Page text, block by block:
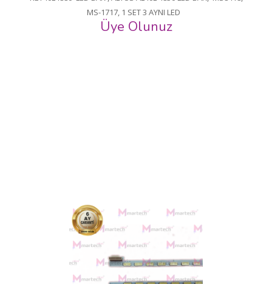
MS-1717, 1 SET 3 AYNI LED
Üye Olunuz